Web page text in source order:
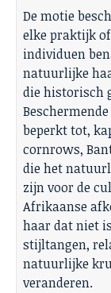
De motie
elke praktijk
individuen
natuurlijke
die historisch
beperkt tot,
cornrows,
die het
zijn voor de
Afrikaanse
haar dat niet
stijltangen,
natuurlijke
veranderen.